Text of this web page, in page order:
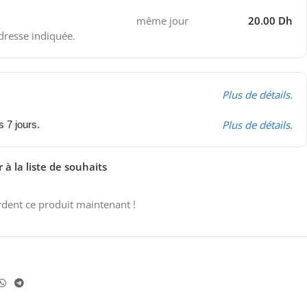
indiquée.
même jour 20.00 Dh
Plus de détails.
7 jours. Plus de détails.
à la liste de souhaits
ce produit maintenant !